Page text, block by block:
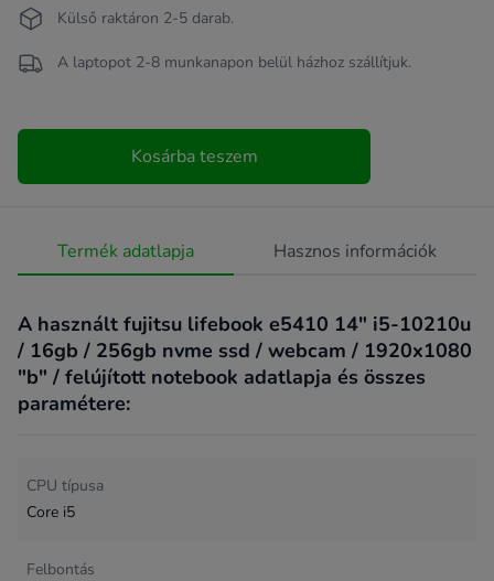
Külső raktáron 2-5 darab.
A laptopot 2-8 munkanapon belül házhoz szállítjuk.
Kosárba teszem
Termék adatlapja Hasznos információk
A használt fujitsu lifebook e5410 14" i5-10210u
/ 16gb / 256gb nvme ssd / webcam / 1920x1080
"b" / felújított notebook adatlapja és összes
paramétere:
CPU típusa
Core i5
Felbontás